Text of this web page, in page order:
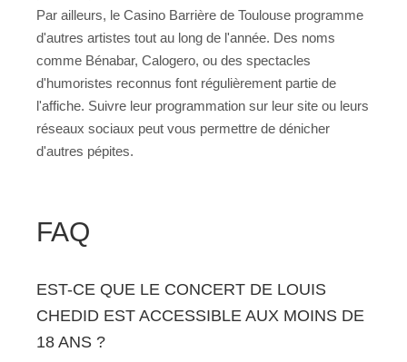
Par ailleurs, le Casino Barrière de Toulouse programme
d'autres artistes tout au long de l'année. Des noms
comme Bénabar, Calogero, ou des spectacles
d'humoristes reconnus font régulièrement partie de
l'affiche. Suivre leur programmation sur leur site ou leurs
réseaux sociaux peut vous permettre de dénicher
d'autres pépites.
FAQ
EST-CE QUE LE CONCERT DE LOUIS
CHEDID EST ACCESSIBLE AUX MOINS DE
18 ANS ?